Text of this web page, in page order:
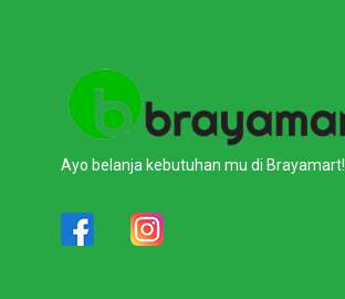
Ayo belanja kebutuhan mu di Brayamart!